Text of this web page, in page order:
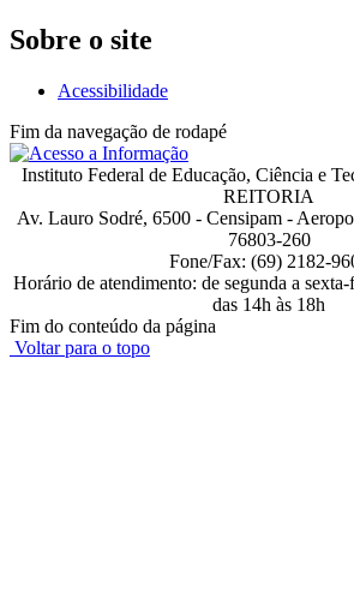
Sobre o site
Acessibilidade
Fim da navegação de rodapé
Instituto Federal de Educação, Ciência e
REITORIA
Av. Lauro Sodré, 6500 - Censipam -
76803-260
Fone/Fax: (69) 2182-
Horário de atendimento: de segunda a
das 14h às 18h
Fim do conteúdo da página
Voltar para o topo